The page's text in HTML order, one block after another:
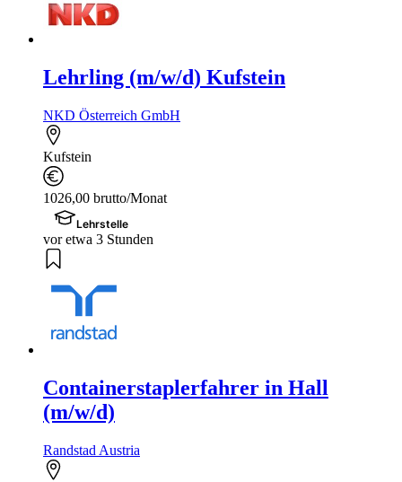
Lehrling (m/w/d) Kufstein
NKD Österreich GmbH
Kufstein
1026,00 brutto/Monat
Lehrstelle
vor etwa 3 Stunden
Containerstaplerfahrer in Hall
(m/w/d)
Randstad Austria